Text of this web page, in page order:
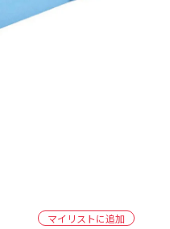
マイリストに追加